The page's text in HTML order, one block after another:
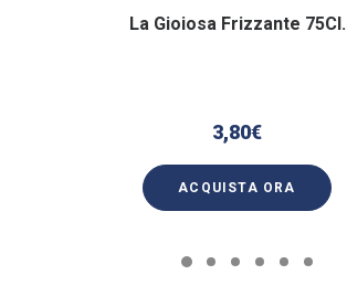
La Gioiosa Frizzante 75Cl.
3,80€
ACQUISTA ORA